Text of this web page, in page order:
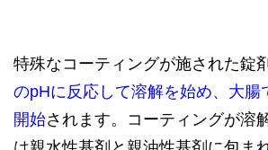
特殊なコーティングが施された錠
のpHに反応して溶解を始め、大腸
開始されます。コーティングが溶